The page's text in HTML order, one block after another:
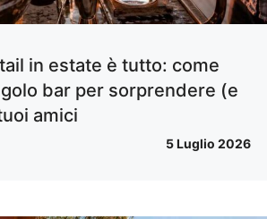
in estate è tutto: come
bar per sorprendere (e
amici
5 Luglio 2026